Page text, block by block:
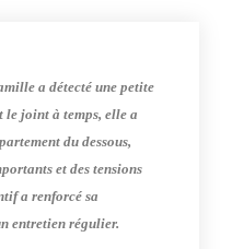
a détecté une petite
le joint à temps, elle a
du dessous,
et des tensions
a renforcé sa
entretien régulier.